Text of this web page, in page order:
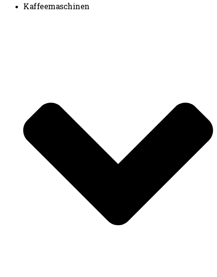
Kaffeemaschinen